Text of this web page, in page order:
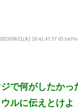
2023/09/21(木) 18:41:47.57
で何がしたかっ
ルに伝えとけよ